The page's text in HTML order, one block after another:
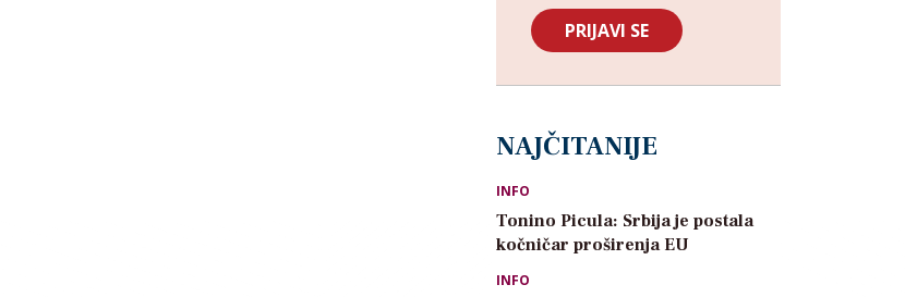
NAJČITANIJE
INFO
Tonino Picula: Srbija je postala
kočničar proširenja EU
INFO